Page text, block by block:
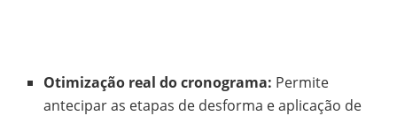
Otimização real do cronograma: Permite
antecipar as etapas de desforma e aplicação de